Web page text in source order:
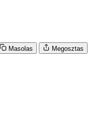
Masolas Megosztas